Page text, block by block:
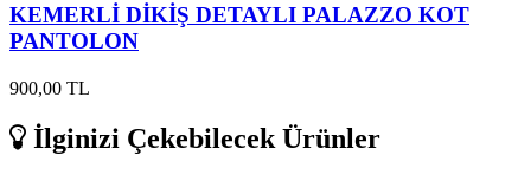
KEMERLİ DİKİŞ DETAYLI PALAZZO KOT
PANTOLON
900,00 TL
İlginizi Çekebilecek Ürünler